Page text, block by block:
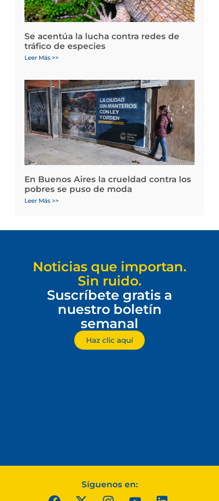
Se acentúa la lucha contra redes de
tráfico de especies
Leer Más >>
En Buenos Aires la crueldad contra los
pobres se puso de moda
Leer Más >>
Noticias que importan.
Sin ruido.
Suscríbete gratis a
nuestro boletín
semanal
Haz clic aquí
Síguenos en: